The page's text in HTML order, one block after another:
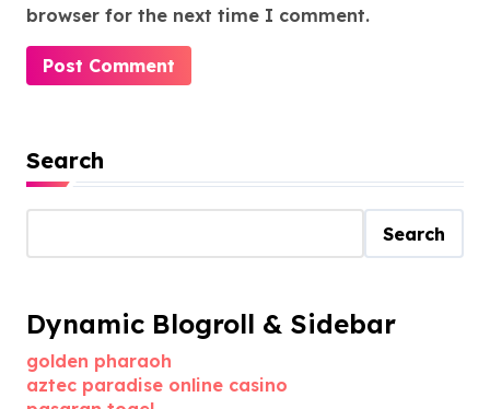
browser for the next time I comment.
Search
Search
Dynamic Blogroll & Sidebar
golden pharaoh
aztec paradise online casino